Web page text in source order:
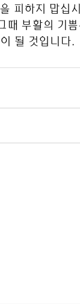
피하지 맙십
때 부활의 기
될 것입니다.